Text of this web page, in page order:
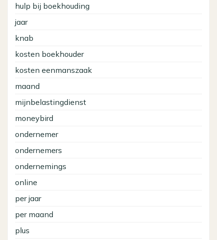
hulp bij boekhouding
jaar
knab
kosten boekhouder
kosten eenmanszaak
maand
mijnbelastingdienst
moneybird
ondernemer
ondernemers
ondernemings
online
per jaar
per maand
plus